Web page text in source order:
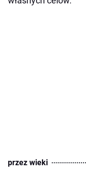
przez wieki